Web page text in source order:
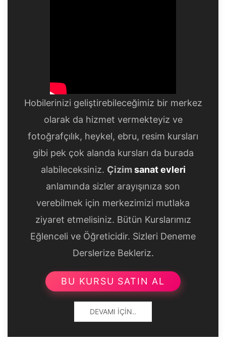
Hobilerinizi geliştirebileceğimiz bir merkez
olarak da hizmet vermekteyiz ve
fotoğrafçılık, heykel, ebru, resim kursları
gibi pek çok alanda kursları da burada
alabileceksiniz. Çizimsanat evleri
anlamında sizler arayışınıza son
verebilmek için merkezimizi mutlaka
ziyaret etmelisiniz. Bütün Kurslarımız
Eğlenceli ve Öğreticidir. Sizleri Deneme
Derslerize Bekleriz.
BU KURSU SATIN AL
DEVAMI İÇIN..